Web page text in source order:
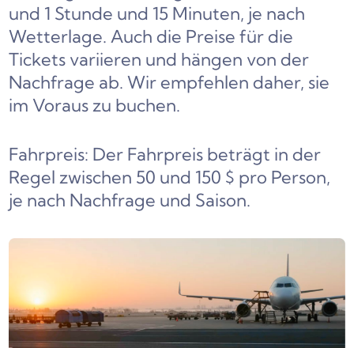
und 1 Stunde und 15 Minuten, je nach
Wetterlage. Auch die Preise für die
Tickets variieren und hängen von der
Nachfrage ab. Wir empfehlen daher, sie
im Voraus zu buchen.
Fahrpreis: Der Fahrpreis beträgt in der
Regel zwischen 50 und 150 $ pro Person,
je nach Nachfrage und Saison.